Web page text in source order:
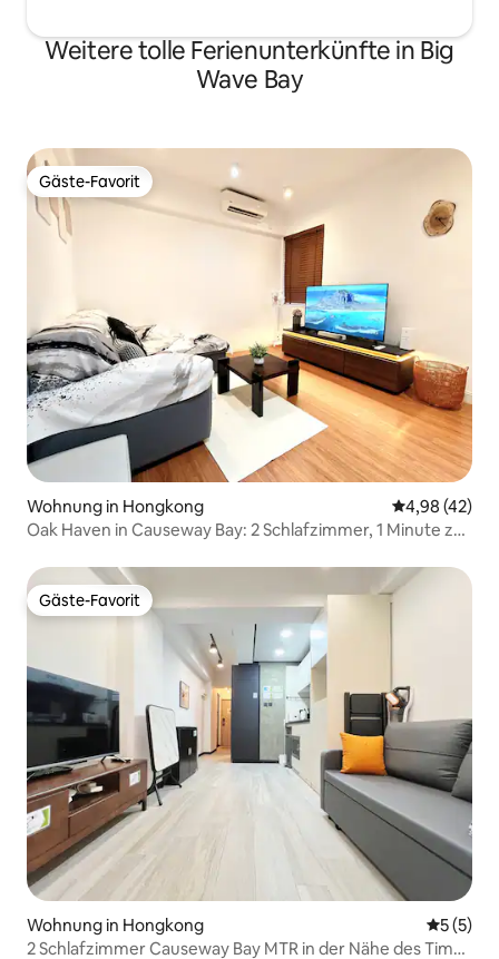
Weitere tolle Ferienunterkünfte in Big
Wave Bay
Gäste-Favorit
Gäste-Favorit
Wohnung in Hongkong
4,98 (42)
Oak Haven in Causeway Bay: 2 Schlafzimmer, 1 Minute zu
Gäste-Favorit
Gäste-Favorit
Wohnung in Hongkong
5 (5)
2 Schlafzimmer Causeway Bay MTR in der Nähe des Time